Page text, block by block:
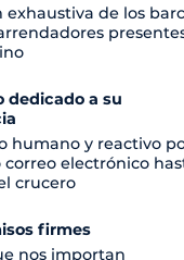
exhaustiva de los
dedicado a su
humano y reactivo
electrónico
crucero
firmes
nos importan